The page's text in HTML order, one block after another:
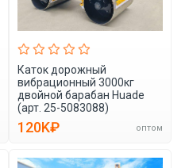
Каток дорожный
вибрационный 3000кг
двойной барабан Huade
(арт. 25-5083088)
120K₽ оптом